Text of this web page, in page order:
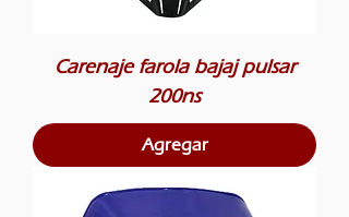
Carenaje farola bajaj pulsar
200ns
Agregar